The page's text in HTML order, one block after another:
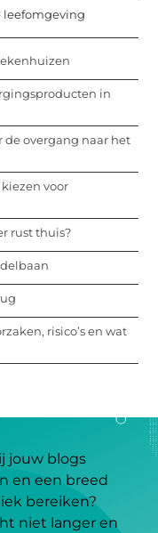
leefomgeving
in
de overgang naar het
voor
rust thuis?
risico’s en wat
jouw blogs
en een breed
bereiken?
niet langer en